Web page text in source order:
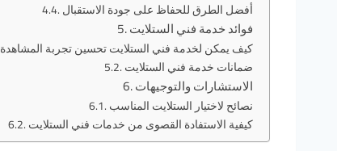
أفضل الطرق للحفاظ على جودة الاستقبال
فوائد خدمة فني الستلايت
كيف يمكن لخدمة فني الستلايت تحسين تجربة المشاهدة
ضمانات خدمة فني الستلايت
الاستشارات والتوجيهات
نصائح لاختيار الستلايت المناسب
كيفية الاستفادة القصوى من خدمات فني الستلايت